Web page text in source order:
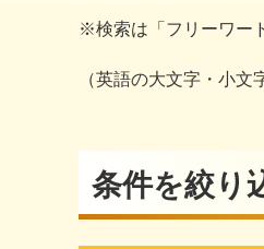
※検索は「フリーワー
（英語の大文字・小文
条件を絞り